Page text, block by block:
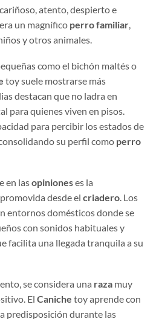
atento, despierto e
un magnífico perro familiar,
y otros animales.
como el bichón maltés o
toy suele mostrarse más
destacan que no ladra en
para quienes viven en pisos.
para percibir los estados de
su perfil como perro
en las opiniones es la
desde el criadero. Los
entornos domésticos donde se
con sonidos habituales y
facilita una llegada tranquila a su
se considera una razamuy
El Caniche toy aprende con
predisposición durante las